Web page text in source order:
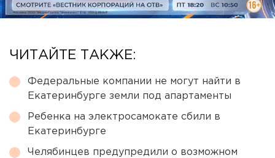
ЧИТАЙТЕ ТАКЖЕ:
Федеральные компании не могут найти в
Екатеринбурге земли под апартаменты
Ребенка на электросамокате сбили в
Екатеринбурге
Челябинцев предупредили о возможном